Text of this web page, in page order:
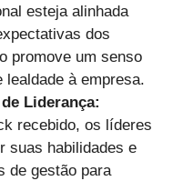
esteja alinhada
dos
promove um senso
lealdade à empresa.
Liderança:
recebido, os líderes
suas habilidades e
de gestão para